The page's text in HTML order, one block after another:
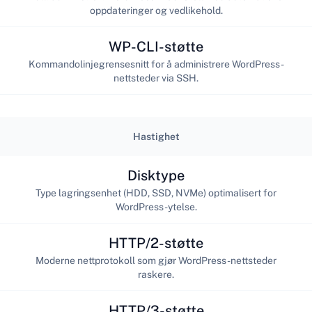
oppdateringer og vedlikehold.
WP-CLI-støtte
Kommandolinjegrensesnitt for å administrere WordPress-
nettsteder via SSH.
Hastighet
Disktype
Type lagringsenhet (HDD, SSD, NVMe) optimalisert for
WordPress-ytelse.
HTTP/2-støtte
Moderne nettprotokoll som gjør WordPress-nettsteder
raskere.